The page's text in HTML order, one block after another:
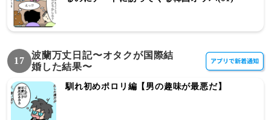
17
波蘭万丈日記〜オタクが国際結
婚した結果〜
馴れ初めポロリ編【男の趣味が最悪だ】